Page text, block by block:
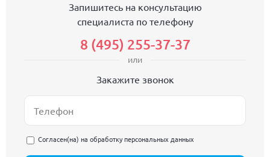
Запишитесь на консультацию
специалиста по телефону
8 (495) 255-37-37
или
Закажите звонок
Согласен(на) на обработку персональных данных